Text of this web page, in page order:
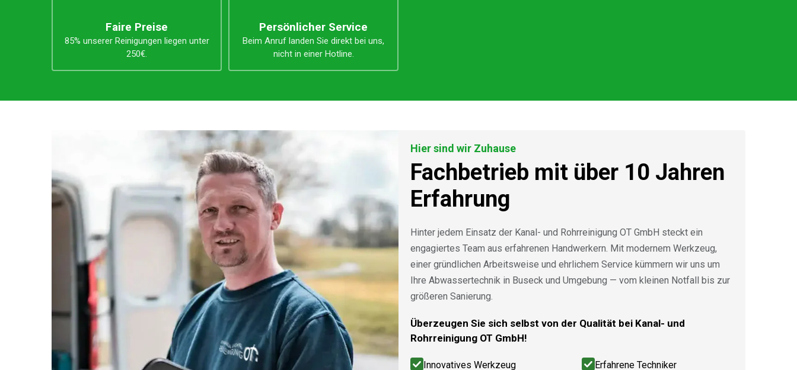
Faire Preise
85% unserer Reinigungen liegen unter
250€.
Persönlicher Service
Beim Anruf landen Sie direkt bei uns,
nicht in einer Hotline.
Hier sind wir Zuhause
Fachbetrieb mit über 10 Jahren
Erfahrung
Hinter jedem Einsatz der Kanal- und Rohrreinigung OT GmbH steckt ein
engagiertes Team aus erfahrenen Handwerkern. Mit modernem Werkzeug,
einer gründlichen Arbeitsweise und ehrlichem Service kümmern wir uns um
Ihre Abwassertechnik in Buseck und Umgebung — vom kleinen Notfall bis zur
größeren Sanierung.
Überzeugen Sie sich selbst von der Qualität bei Kanal- und
Rohrreinigung OT GmbH!
Innovatives Werkzeug Erfahrene Techniker